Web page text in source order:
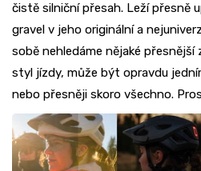
čistě silniční přesah. Leží přesně
gravel v jeho originální a
sobě nehledáme nějaké
styl jízdy, může být opravdu
nebo přesněji skoro všechno.